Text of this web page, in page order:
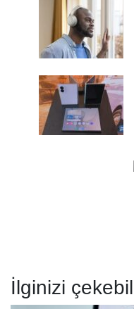
İlginizi